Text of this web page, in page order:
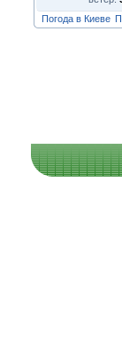
Погода в Киеве